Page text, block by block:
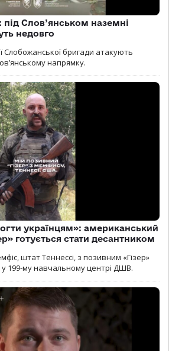
Слов’янськом наземні
недовго
Слобожанської бригади атакують
напрямку.
українцям»: американський
готується стати десантником
штат Теннессі, з позивним «Гізер»
199-му навчальному центрі ДШВ.